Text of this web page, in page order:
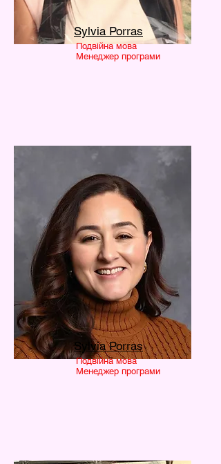
Sylvia Porras
Подвійна мова
Менеджер програми
Sylvia Porras
Подвійна мова
Менеджер програми